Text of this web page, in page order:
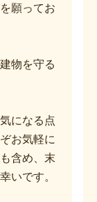
願ってお
物を守る
になる点
お気軽に
含め、末
いです。